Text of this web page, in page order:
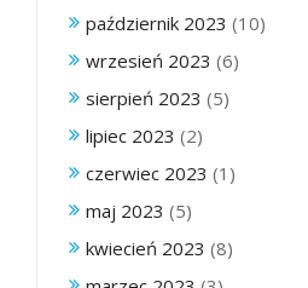
październik 2023 (10)
wrzesień 2023 (6)
sierpień 2023 (5)
lipiec 2023 (2)
czerwiec 2023 (1)
maj 2023 (5)
kwiecień 2023 (8)